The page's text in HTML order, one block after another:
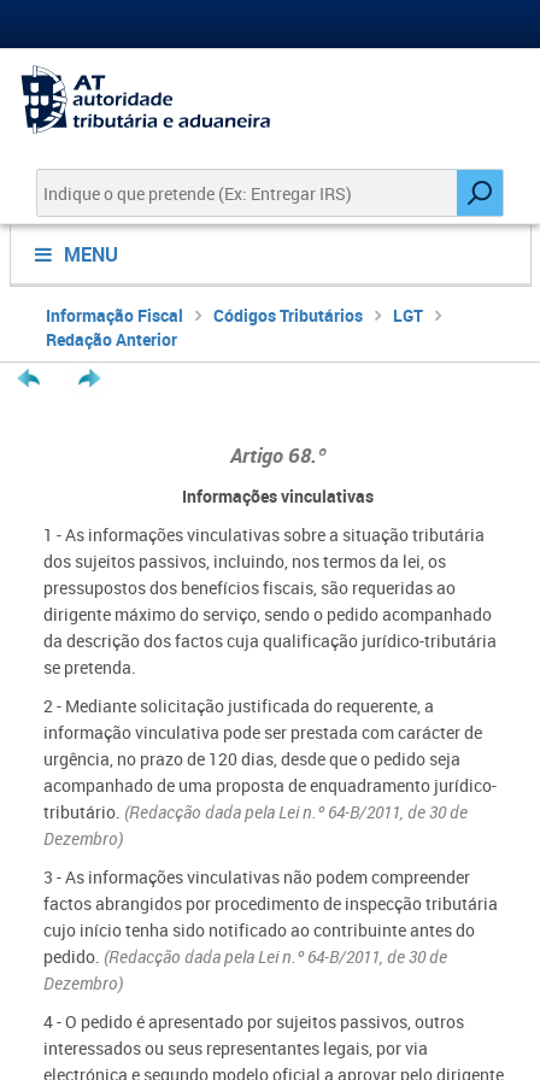
MENU
Informação Fiscal Códigos Tributários
LGT
Redação Anterior
Artigo 68.º
Informações vinculativas
1 - As informações vinculativas sobre a situação tributária
dos sujeitos passivos, incluindo, nos termos da lei, os
pressupostos dos benefícios fiscais, são requeridas ao
dirigente máximo do serviço, sendo o pedido acompanhado
da descrição dos factos cuja qualificação jurídico-tributária
se pretenda.
2 - Mediante solicitação justificada do requerente, a
informação vinculativa pode ser prestada com carácter de
urgência, no prazo de 120 dias, desde que o pedido seja
acompanhado de uma proposta de enquadramento jurídico-
tributário. (Redacção dada pela Lei n.º 64-B/2011, de 30 de
Dezembro)
3 - As informações vinculativas não podem compreender
factos abrangidos por procedimento de inspecção tributária
cujo início tenha sido notificado ao contribuinte antes do
pedido. (Redacção dada pela Lei n.º 64-B/2011, de 30 de
Dezembro)
4 - O pedido é apresentado por sujeitos passivos, outros
interessados ou seus representantes legais, por via
electrónica e segundo modelo oficial a aprovar pelo dirigente